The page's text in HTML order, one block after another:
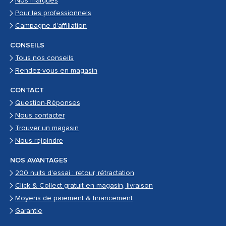
Pour les professionnels
Campagne d'affiliation
CONSEILS
Tous nos conseils
Rendez-vous en magasin
CONTACT
Question-Réponses
Nous contacter
Trouver un magasin
Nous rejoindre
NOS AVANTAGES
200 nuits d'essai : retour, rétractation
Click & Collect gratuit en magasin, livraison
Moyens de paiement & financement
Garantie